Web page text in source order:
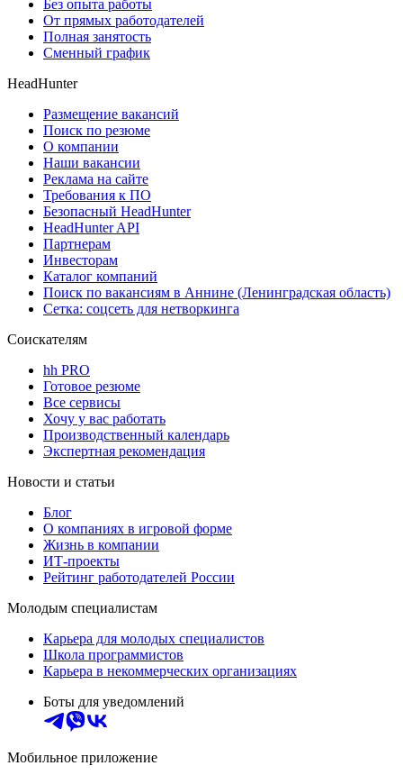
Без опыта работы
От прямых работодателей
Полная занятость
Сменный график
HeadHunter
Размещение вакансий
Поиск по резюме
О компании
Наши вакансии
Реклама на сайте
Требования к ПО
Безопасный HeadHunter
HeadHunter API
Партнерам
Инвесторам
Каталог компаний
Поиск по вакансиям в Аннине (Ленинградская область)
Сетка: соцсеть для нетворкинга
Соискателям
hh PRO
Готовое резюме
Все сервисы
Хочу у вас работать
Производственный календарь
Экспертная рекомендация
Новости и статьи
Блог
О компаниях в игровой форме
Жизнь в компании
ИТ-проекты
Рейтинг работодателей России
Молодым специалистам
Карьера для молодых специалистов
Школа программистов
Карьера в некоммерческих организациях
Боты для уведомлений
Мобильное приложение